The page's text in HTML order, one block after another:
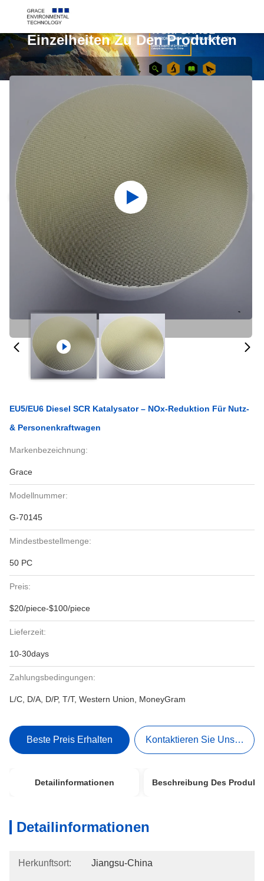
Einzelheiten Zu Den Produkten
EU5/EU6 Diesel SCR Katalysator – NOx-Reduktion Für Nutz-
& Personenkraftwagen
Markenbezeichnung:
Grace
Modellnummer:
G-70145
Mindestbestellmenge:
50 PC
Preis:
$20/piece-$100/piece
Lieferzeit:
10-30days
Zahlungsbedingungen:
L/C, D/A, D/P, T/T, Western Union, MoneyGram
Beste Preis Erhalten Kontaktieren Sie Uns Jetzt
Detailinformationen Beschreibung Des
Detailinformationen
Herkunftsort: Jiangsu-China